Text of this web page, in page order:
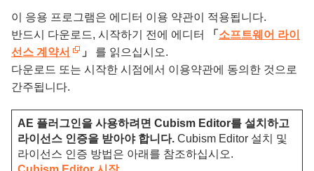
이 응용 프로그램은 에디터 이용 약관이 적용됩니다.
반드시 다운로드, 시작하기 전에 에디터
「 소프트웨어 라이
선스 계약서
」
를 읽으십시오.
다운로드 또는 시작한 시점에서 이용약관에 동의한 것으로
간주됩니다.
AE 플러그인을 사용하려면 Cubism Editor를 설치하고
라이선스 인증을 받아야 합니다. Cubism Editor 설치 및
라이선스 인증 방법은 아래를 참조하십시오.